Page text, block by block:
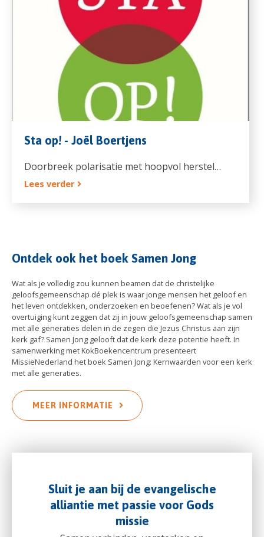
Sta op! - Joël Boertjens
Doorbreek polarisatie met hoopvol herstel…
Lees verder
Ontdek ook het boek Samen Jong
Wat als je volledig zou kunnen beamen dat de christelijke
geloofsgemeenschap dé plek is waar jonge mensen het geloof en
het leven ontdekken, onderzoeken en beoefenen? Wat als je vol
overtuiging kunt zeggen dat zij in jouw geloofsgemeenschap samen
met alle generaties delen in de zegen die Jezus Christus aan zijn
kerk gaf? Samen Jong gelooft dat de kerk deze potentie heeft. In
samenwerking met KokBoekencentrum presenteert
MissieNederland het boek Samen Jong: Kernwaarden voor een kerk
met alle generaties.
MEER INFORMATIE
Sluit je aan bij de evangelische
alliantie met passie voor Gods
missie